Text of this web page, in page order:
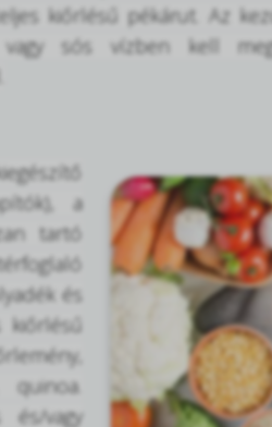
kiőrlésű pékárut. Az
vagy sós vízben kell
a
tartó
és
kiőrlésű
és/vagy